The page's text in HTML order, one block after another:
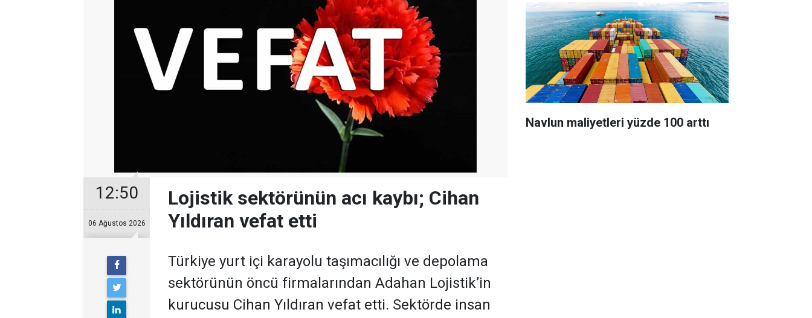
12:50
06 Ağustos 2026
Lojistik sektörünün acı kaybı; Cihan
Yıldıran vefat etti
Türkiye yurt içi karayolu taşımacılığı ve depolama
sektörünün öncü firmalarından Adahan Lojistik’in
kurucusu Cihan Yıldıran vefat etti. Sektörde insan
Navlun maliyetleri yüzde 100 arttı